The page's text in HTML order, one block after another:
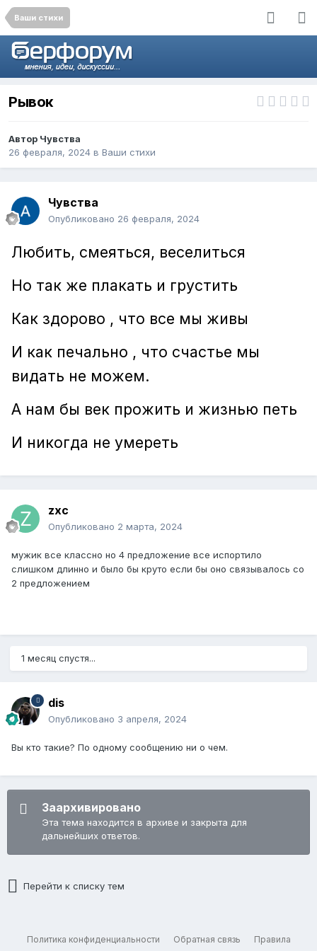
Ваши стихи
Рывок
Автор Чувства
26 февраля, 2024 в Ваши стихи
Чувства
Опубликовано 26 февраля, 2024
Любить, смеяться, веселиться
Но так же плакать и грустить
Как здорово , что все мы живы
И как печально , что счастье мы
видать не можем.
А нам бы век прожить и жизнью петь
И никогда не умереть
zxc
Опубликовано 2 марта, 2024
мужик все классно но 4 предложение все испортило
слишком длинно и было бы круто если бы оно связывалось со
2 предложением
1 месяц спустя...
dis
Опубликовано 3 апреля, 2024
Вы кто такие? По одному сообщению ни о чем.
Заархивировано
Эта тема находится в архиве и закрыта для
дальнейших ответов.
Перейти к списку тем
Политика конфиденциальности Обратная связь Правила